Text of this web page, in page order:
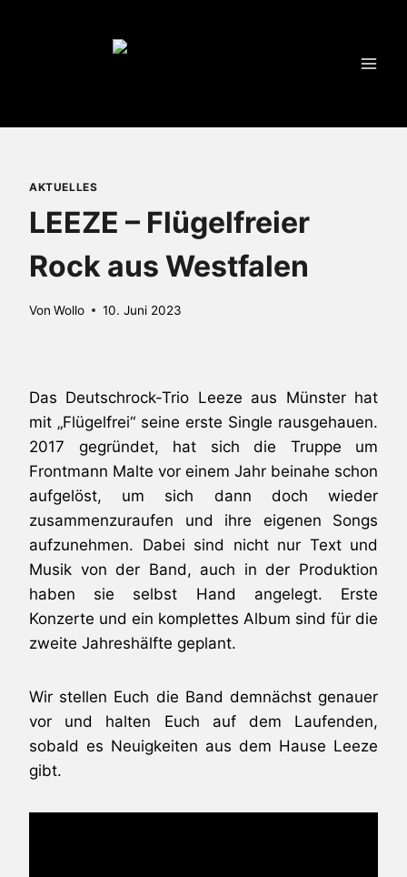
AKTUELLES
LEEZE – Flügelfreier
Rock aus Westfalen
Von Wollo 10. Juni 2023
Das Deutschrock-Trio Leeze aus Münster hat
mit „Flügelfrei“ seine erste Single rausgehauen.
2017 gegründet, hat sich die Truppe um
Frontmann Malte vor einem Jahr beinahe schon
aufgelöst, um sich dann doch wieder
zusammenzuraufen und ihre eigenen Songs
aufzunehmen. Dabei sind nicht nur Text und
Musik von der Band, auch in der Produktion
haben sie selbst Hand angelegt. Erste
Konzerte und ein komplettes Album sind für die
zweite Jahreshälfte geplant.
Wir stellen Euch die Band demnächst genauer
vor und halten Euch auf dem Laufenden,
sobald es Neuigkeiten aus dem Hause Leeze
gibt.